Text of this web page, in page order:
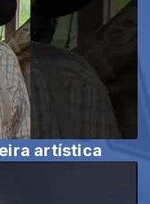
artística